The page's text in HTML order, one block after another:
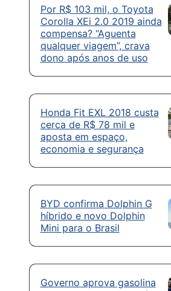
Por R$ 103 mil, o Toyota
Corolla XEi 2.0 2019 ainda
compensa? “Aguenta
qualquer viagem”, crava
dono após anos de uso
Honda Fit EXL 2018 custa
cerca de R$ 78 mil e
aposta em espaço,
economia e segurança
BYD confirma Dolphin G
híbrido e novo Dolphin
Mini para o Brasil
Governo aprova gasolina